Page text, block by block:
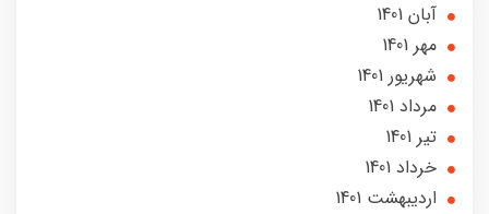
آبان 1401
مهر 1401
شهریور 1401
مرداد 1401
تير 1401
خرداد 1401
ارديبهشت 1401